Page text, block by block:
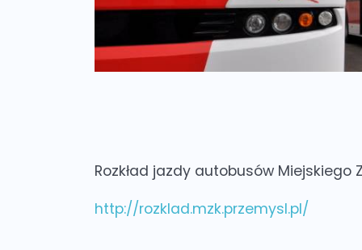
Rozkład jazdy autobusów Miejskiego
http://rozklad.mzk.przemysl.pl/